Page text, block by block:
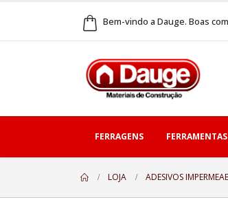
Bem-vindo a Dauge. Boas
FERRAGENS
LOJA ADESIVOS